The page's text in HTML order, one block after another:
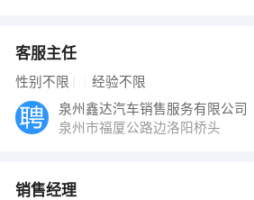
客服主任
性别不限 经验不限
泉州鑫达汽车销售服务有限公司
泉州市福厦公路边洛阳桥头
销售经理